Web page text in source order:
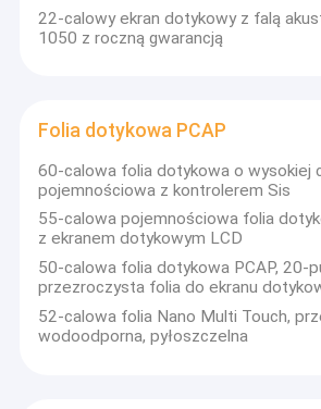
22-calowy ekran dotykowy z falą
1050 z roczną gwarancją
Folia dotykowa PCAP
60-calowa folia dotykowa o wysokiej
pojemnościowa z kontrolerem Sis
55-calowa pojemnościowa folia
z ekranem dotykowym LCD
50-calowa folia dotykowa PCAP, 20-
przezroczysta folia do ekranu
52-calowa folia Nano Multi Touch,
wodoodporna, pyłoszczelna